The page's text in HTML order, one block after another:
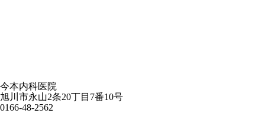
今本内科医院
旭川市永山2条20丁目7番10号
0166-48-2562